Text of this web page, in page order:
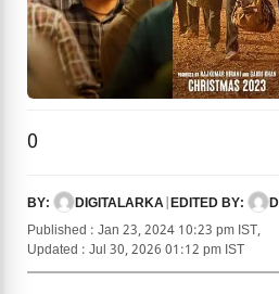
0
BY: DIGITALARKA EDITED BY:
Published : Jan 23, 2024 10:23 pm IST,
Updated : Jul 30, 2026 01:12 pm IST